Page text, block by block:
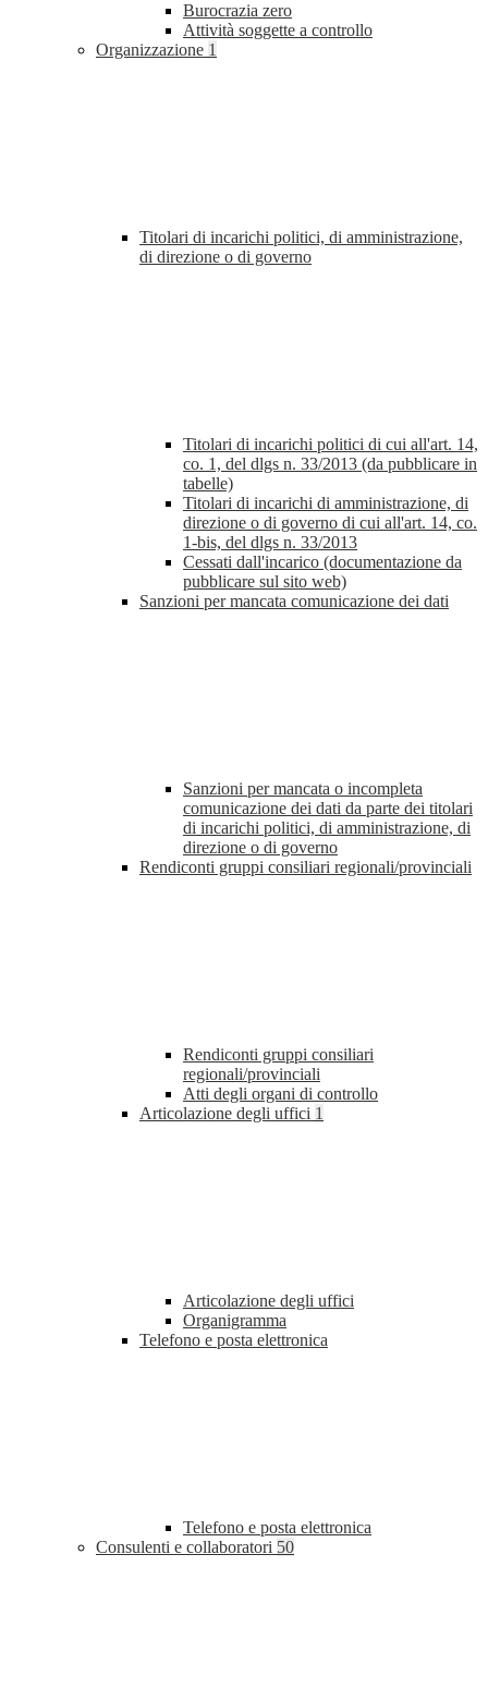
Burocrazia zero
Attività soggette a controllo
Organizzazione 1
Titolari di incarichi politici, di amministrazione,
di direzione o di governo
Titolari di incarichi politici di cui all'art. 14,
co. 1, del dlgs n. 33/2013 (da pubblicare in
tabelle)
Titolari di incarichi di amministrazione, di
direzione o di governo di cui all'art. 14, co.
1-bis, del dlgs n. 33/2013
Cessati dall'incarico (documentazione da
pubblicare sul sito web)
Sanzioni per mancata comunicazione dei dati
Sanzioni per mancata o incompleta
comunicazione dei dati da parte dei titolari
di incarichi politici, di amministrazione, di
direzione o di governo
Rendiconti gruppi consiliari regionali/provinciali
Rendiconti gruppi consiliari
regionali/provinciali
Atti degli organi di controllo
Articolazione degli uffici 1
Articolazione degli uffici
Organigramma
Telefono e posta elettronica
Telefono e posta elettronica
Consulenti e collaboratori 50